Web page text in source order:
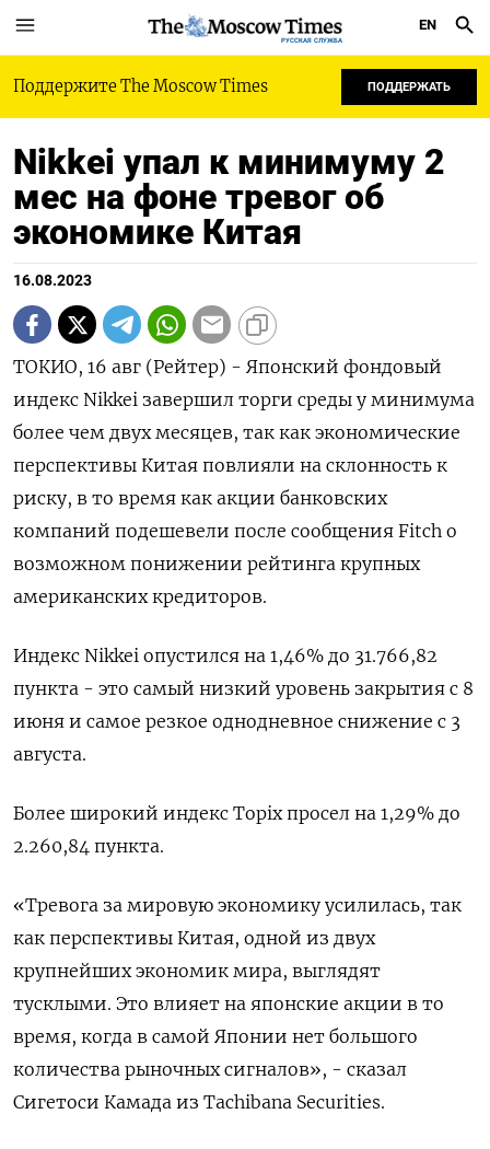
РУССКАЯ СЛУЖБА
EN
Поддержите The Moscow Times ПОДДЕРЖАТЬ
Nikkei упал к минимуму 2
мес на фоне тревог об
экономике Китая
16.08.2023
ТОКИО, 16 авг (Рейтер) - Японский фондовый
индекс Nikkei завершил торги среды у минимума
более чем двух месяцев, так как экономические
перспективы Китая повлияли на склонность к
риску, в то время как акции банковских
компаний подешевели после сообщения Fitch о
возможном понижении рейтинга крупных
американских кредиторов.
Индекс Nikkei опустился на 1,46% до 31.766,82
пункта - это самый низкий уровень закрытия с 8
июня и самое резкое однодневное снижение с 3
августа.
Более широкий индекс Topix просел на 1,29% до
2.260,84 пункта.
«Тревога за мировую экономику усилилась, так
как перспективы Китая, одной из двух
крупнейших экономик мира, выглядят
тусклыми. Это влияет на японские акции в то
время, когда в самой Японии нет большого
количества рыночных сигналов», - сказал
Cигетоcи Камада из Tachibana Securities.